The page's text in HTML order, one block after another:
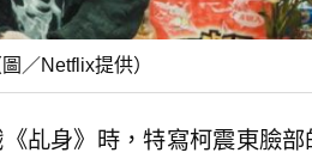
／Netflix提供）
乩身》時，特寫柯震東臉